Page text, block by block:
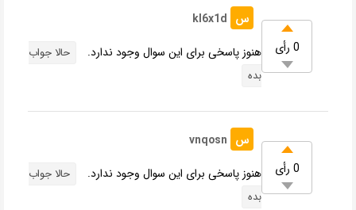
0 رأی
س kl6x1d
هنوز پاسخی برای این سوال وجود ندارد.
حالا جواب
بده
0 رأی
س vnqosn
هنوز پاسخی برای این سوال وجود ندارد.
حالا جواب
بده